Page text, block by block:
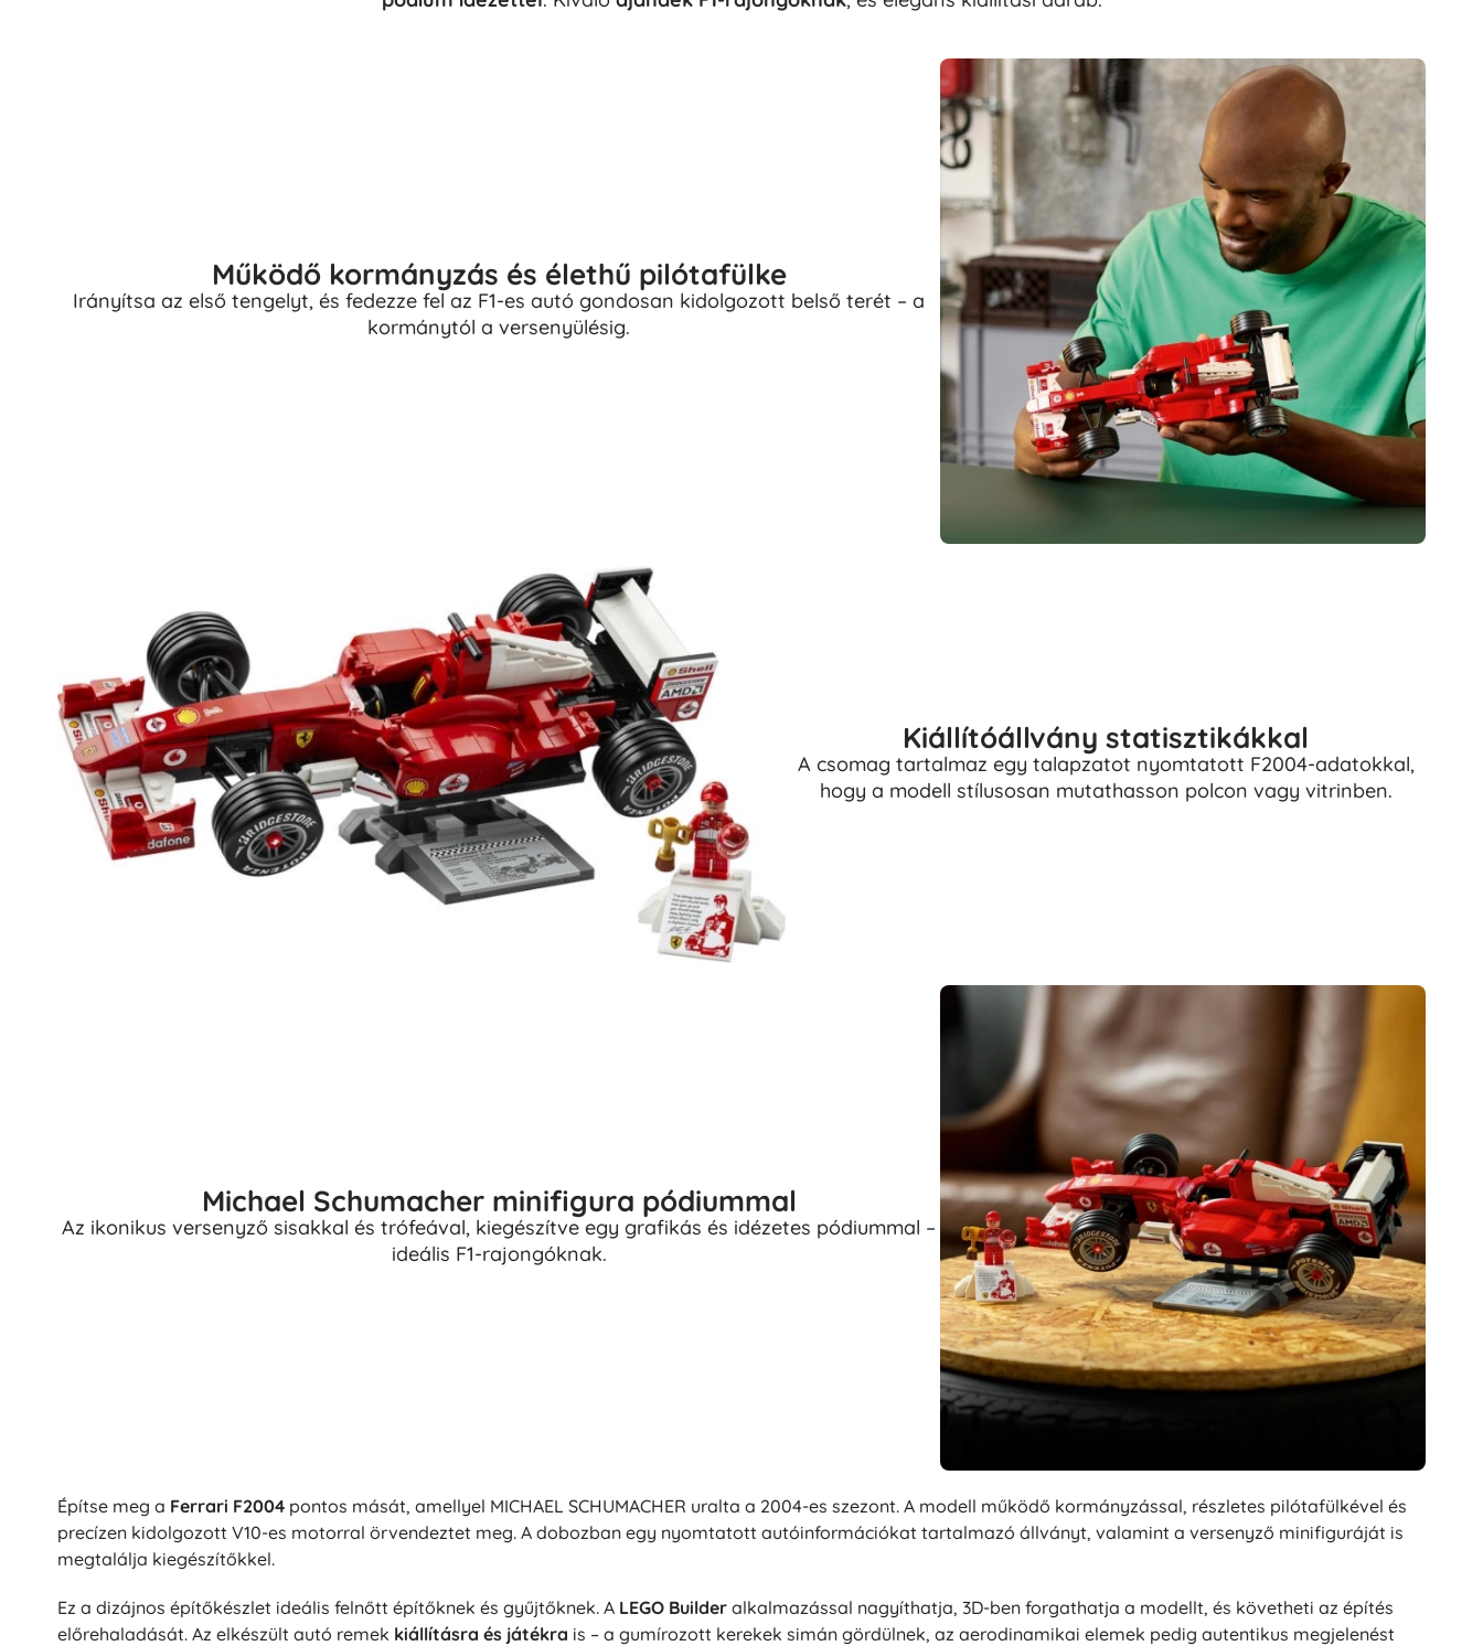
Működő kormányzás és élethű pilótafülke
Irányítsa az első tengelyt, és fedezze fel az F1-es autó gondosan kidolgozott belső terét – a
kormánytól a versenyülésig.
Kiállítóállvány statisztikákkal
A csomag tartalmaz egy talapzatot nyomtatott F2004-adatokkal,
hogy a modell stílusosan mutathasson polcon vagy vitrinben.
Michael Schumacher minifigura pódiummal
Az ikonikus versenyző sisakkal és trófeával, kiegészítve egy grafikás és idézetes pódiummal –
ideális F1-rajongóknak.
Építse meg a Ferrari F2004 pontos mását, amellyel MICHAEL SCHUMACHER uralta a 2004-es szezont. A modell működő kormányzással, részletes pilótafülkével és
precízen kidolgozott V10-es motorral örvendeztet meg. A dobozban egy nyomtatott autóinformációkat tartalmazó állványt, valamint a versenyző minifiguráját is
megtalálja kiegészítőkkel.
Ez a dizájnos építőkészlet ideális felnőtt építőknek és gyűjtőknek. A LEGO Builder alkalmazással nagyíthatja, 3D-ben forgathatja a modellt, és követheti az építés
előrehaladását. Az elkészült autó remek kiállításra és játékra is – a gumírozott kerekek simán gördülnek, az aerodinamikai elemek pedig autentikus megjelenést